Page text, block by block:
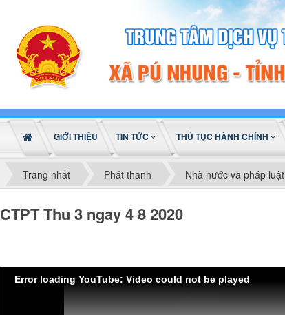
GIỚI THIỆU TIN TỨC THỦ TỤC HÀNH CHÍNH
Trang nhất Phát thanh Nhà nước và pháp luật
CTPT Thu 3 ngay 4 8 2020
Error loading YouTube: Video could not be played